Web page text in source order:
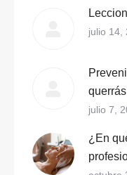
julio 14,
julio 7,
¿En